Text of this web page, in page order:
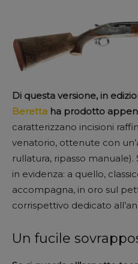
Di questa versione, in
Beretta ha prodotto
caratterizzano incisioni
venatorio, ottenute con
rullatura, ripasso
in evidenza: a quello,
accompagna, in oro sul
corrispettivo dedicato
Un fucile